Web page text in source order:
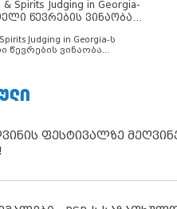
& Spirits Judging in Georgia-
წევრების ვინაობა
Spirits Judging in Georgia-ს
წევრების ვინაობა
ფესტივალზე